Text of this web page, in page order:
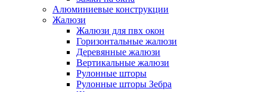
Алюминиевые конструкции
Жалюзи
Жалюзи для пвх окон
Горизонтальные жалюзи
Деревянные жалюзи
Вертикальные жалюзи
Рулонные шторы
Рулонные шторы Зебра